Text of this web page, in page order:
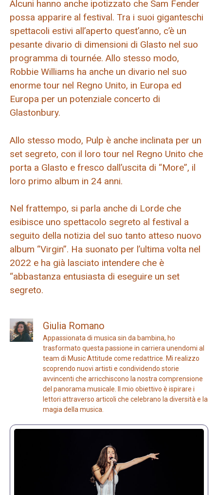
Alcuni hanno anche ipotizzato che Sam Fender
possa apparire al festival. Tra i suoi giganteschi
spettacoli estivi all’aperto quest’anno, c’è un
pesante divario di dimensioni di Glasto nel suo
programma di tournée. Allo stesso modo,
Robbie Williams ha anche un divario nel suo
enorme tour nel Regno Unito, in Europa ed
Europa per un potenziale concerto di
Glastonbury.
Allo stesso modo, Pulp è anche inclinata per un
set segreto, con il loro tour nel Regno Unito che
porta a Glasto e fresco dall’uscita di “More”, il
loro primo album in 24 anni.
Nel frattempo, si parla anche di Lorde che
esibisce uno spettacolo segreto al festival a
seguito della notizia del suo tanto atteso nuovo
album “Virgin”. Ha suonato per l’ultima volta nel
2022 e ha già lasciato intendere che è
“abbastanza entusiasta di eseguire un set
segreto.
Giulia Romano
Appassionata di musica sin da bambina, ho
trasformato questa passione in carriera unendomi al
team di Music Attitude come redattrice. Mi realizzo
scoprendo nuovi artisti e condividendo storie
avvincenti che arricchiscono la nostra comprensione
del panorama musicale. Il mio obiettivo è ispirare i
lettori attraverso articoli che celebrano la diversità e la
magia della musica.